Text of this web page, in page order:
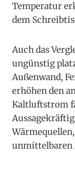
Temperatur
dem
Auch das
ungünstig
Außenwand,
erhöhen den
Kaltluftstrom
unmittelbaren